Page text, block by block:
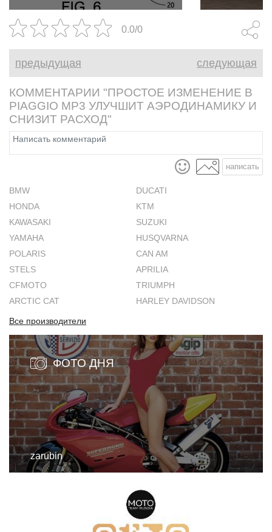
мотоцикл, или, если угодно,
скутер, оснащённый подушкой
безопасности - Piaggio MP3.
удобен и в
на трассе.
0.0/0
предыдущая следующая
КОММЕНТАРИИ "ПРОСТОЕ ИЗМЕНЕНИЕ В
PIAGGIO MP3 УЛУЧШИТ АЭРОДИНАМИКУ И
СНИЗИТ РАСХОД"
написать
BMW
DUCATI
HONDA
KTM
KAWASAKI
SUZUKI
YAMAHA
HUSQVARNA
POLARIS
CAN AM
STELS
APRILIA
CFMOTO
TRIUMPH
ARCTIC CAT
HARLEY DAVIDSON
Все производители
ФОТО ДНЯ
zarubin